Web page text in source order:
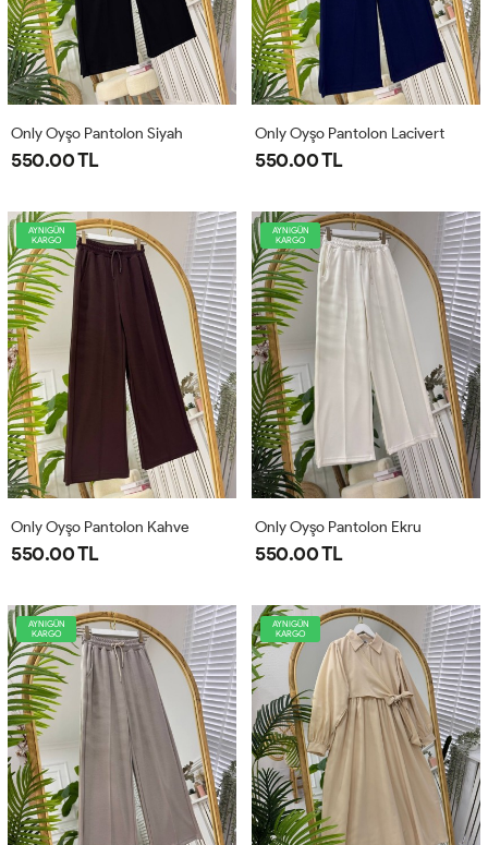
Only Oyşo Pantolon Siyah
550.00 TL
Only Oyşo Pantolon Lacivert
550.00 TL
AYNIGÜN
KARGO
Only Oyşo Pantolon Kahve
550.00 TL
AYNIGÜN
KARGO
Only Oyşo Pantolon Ekru
550.00 TL
AYNIGÜN
KARGO
AYNIGÜN
KARGO